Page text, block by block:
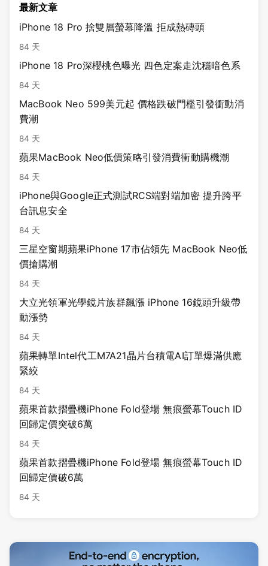
最新文章
iPhone 18 Pro 捨雙層螢幕降溫 拒成熱磚頭
84 天
iPhone 18 Pro深櫻桃色曝光 四色定案走沈穩暗色系
84 天
MacBook Neo 599美元起 價格跌破門檻引發衝動消
費潮
84 天
蘋果MacBook Neo低價策略引發消費衝動購機潮
84 天
iPhone與Google正式測試RCS端對端加密 提升跨平
台訊息安全
84 天
三星空窗期蘋果iPhone 17市佔領先 MacBook Neo低
價搶購潮
84 天
大立光領軍光學鏡片族群飆漲 iPhone 16鏡頭升級帶
動漲勢
84 天
蘋果轉單Intel代工M7A21晶片台積電AI訂單爆滿供應
緊絞
84 天
蘋果首款摺疊機iPhone Fold登場 無痕螢幕Touch ID
回歸定價突破6萬
84 天
蘋果首款摺疊機iPhone Fold登場 無痕螢幕Touch ID
回歸定價破6萬
84 天